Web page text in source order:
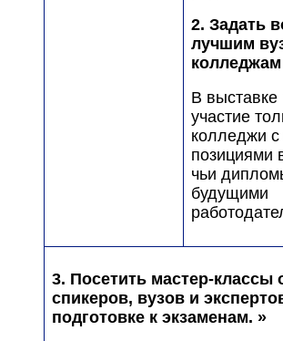
2. Задать
лучшим
В
участие
колледжи
позициями
чьи
будущими
3. Посетить мастер-классы
спикеров, вузов и
подготовке к экзаменам. »